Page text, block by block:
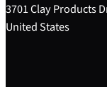
3701 Clay Products
United States